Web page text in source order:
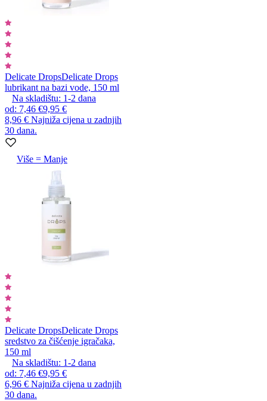
Delicate DropsDelicate Drops
lubrikant na bazi vode, 150 ml
Na skladištu: 1-2 dana
od: 7,46 €9,95 €
8,96 € Najniža cijena u zadnjih
30 dana.
Više = Manje
Delicate DropsDelicate Drops
sredstvo za čišćenje igračaka,
150 ml
Na skladištu: 1-2 dana
od: 7,46 €9,95 €
6,96 € Najniža cijena u zadnjih
30 dana.